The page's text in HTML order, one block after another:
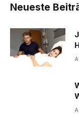
Neueste